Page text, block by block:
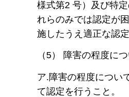
様式第2 号）及び特
れらのみでは認定が
施したうえ適正な認
（5） 障害の程度に
ア.障害の程度につい
て認定を行うこと。